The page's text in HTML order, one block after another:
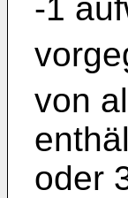
-1
von
oder